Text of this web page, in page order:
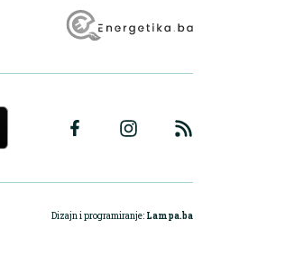
Dizajn i programiranje: Lampa.ba